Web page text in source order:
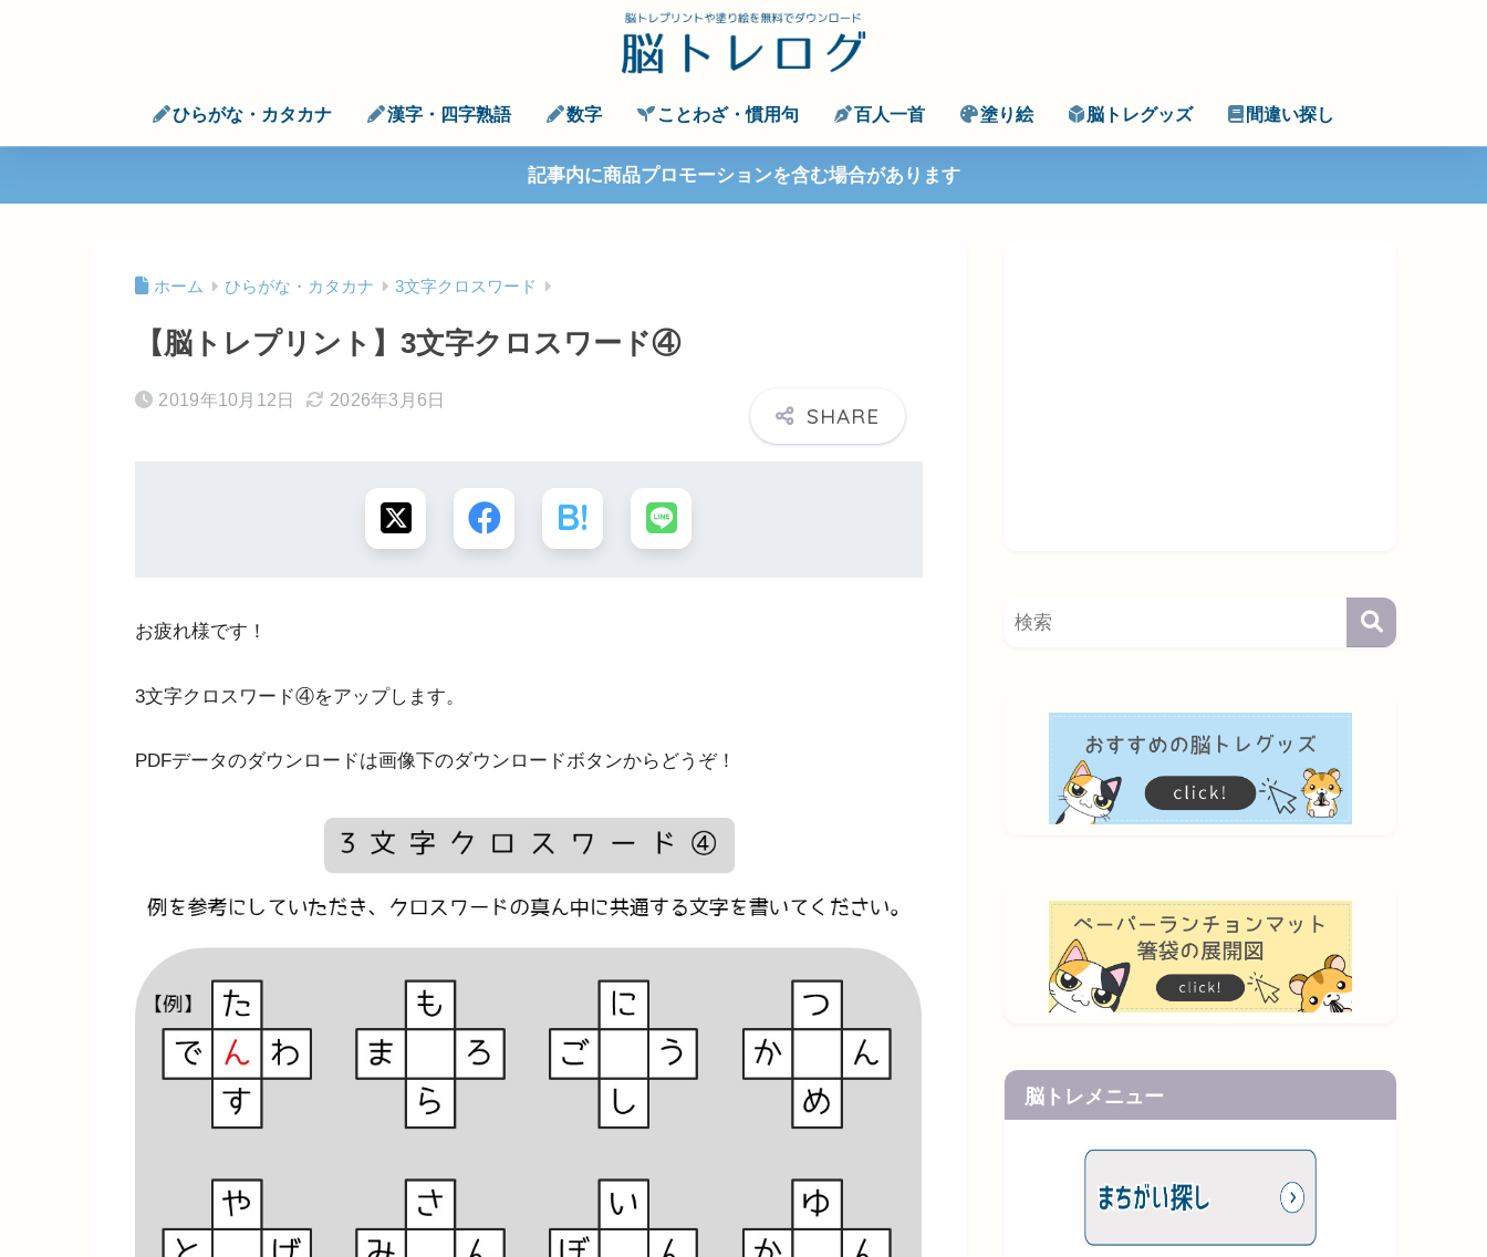
ひらがな・カタカナ 漢字・四字熟語 数字 ことわざ・慣用句 百人一首 塗り絵 脳トレグッズ 間違い探し
記事内に商品プロモーションを含む場合があります
ホーム ひらがな・カタカナ 3文字クロスワード
【脳トレプリント】3文字クロスワード④
2019年10月12日 2026年3月6日
お疲れ様です！
3文字クロスワード④をアップします。
PDFデータのダウンロードは画像下のダウンロードボタンからどうぞ！
脳トレメニュー